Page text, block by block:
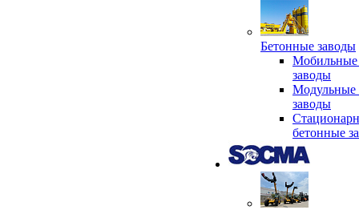
Бетонные заводы
Мобильные
заводы
Модульные
заводы
бетонные